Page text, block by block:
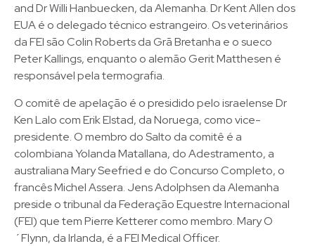
and Dr Willi Hanbuecken, da Alemanha. Dr Kent Allen dos
EUA é o delegado técnico estrangeiro. Os veterinários
da FEI são Colin Roberts da Grã Bretanha e o sueco
Peter Kallings, enquanto o alemão Gerit Matthesen é
responsável pela termografia.
O comitê de apelação é o presidido pelo israelense Dr
Ken Lalo com Erik Elstad, da Noruega, como vice-
presidente. O membro do Salto da comitê é a
colombiana Yolanda Matallana, do Adestramento, a
australiana Mary Seefried e do Concurso Completo, o
francês Michel Assera. Jens Adolphsen da Alemanha
preside o tribunal da Federação Equestre Internacional
(FEI) que tem Pierre Ketterer como membro. Mary O
´Flynn, da Irlanda, é a FEI Medical Officer.